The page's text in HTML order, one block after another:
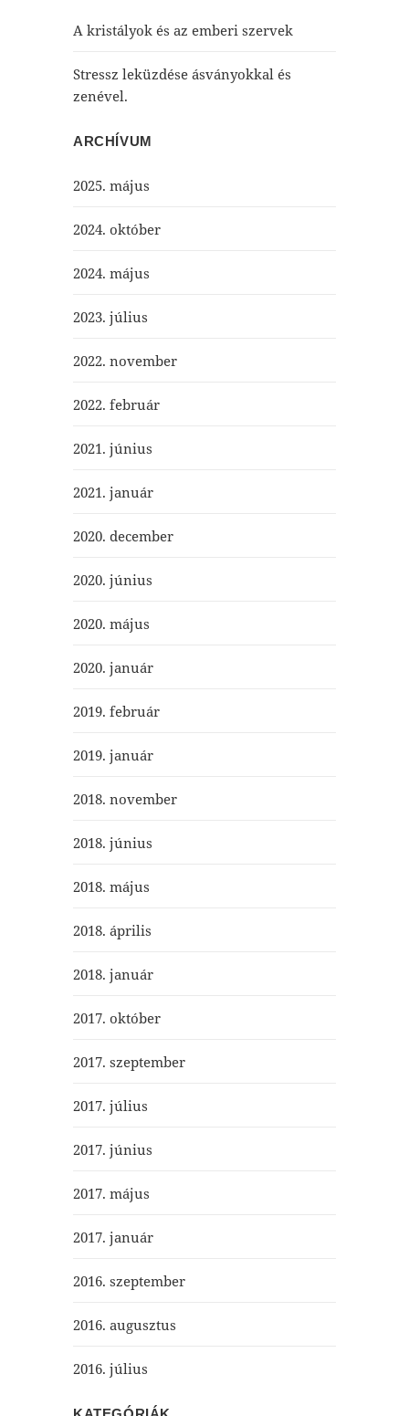
A kristályok és az emberi szervek
Stressz leküzdése ásványokkal és
zenével.
ARCHÍVUM
2025. május
2024. október
2024. május
2023. július
2022. november
2022. február
2021. június
2021. január
2020. december
2020. június
2020. május
2020. január
2019. február
2019. január
2018. november
2018. június
2018. május
2018. április
2018. január
2017. október
2017. szeptember
2017. július
2017. június
2017. május
2017. január
2016. szeptember
2016. augusztus
2016. július